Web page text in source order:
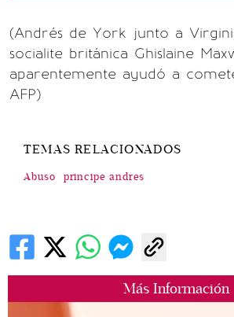
Más Información
(Andrés de York junto a
socialite británica Ghislaine
aparentemente ayudó a
AFP)
TEMAS RELACIONADOS
Abuso principe andres